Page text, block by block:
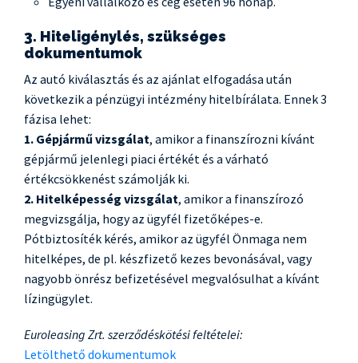
3. Hiteligénylés, szükséges
dokumentumok
Az autó kiválasztás és az ajánlat elfogadása után
következik a pénzügyi intézmény hitelbírálata. Ennek 3
fázisa lehet:
1. Gépjármű vizsgálat, amikor a finanszírozni kívánt
gépjármű jelenlegi piaci értékét és a várható
értékcsökkenést számolják ki.
2. Hitelképesség vizsgálat, amikor a finanszírozó
megvizsgálja, hogy az ügyfél fizetőképes-e.
Pótbiztosíték kérés, amikor az ügyfél Önmaga nem
hitelképes, de pl. készfizető kezes bevonásával, vagy
nagyobb önrész befizetésével megvalósulhat a kívánt
lízingügylet.
Euroleasing Zrt. szerződéskötési feltételei:
Letölthető dokumentumok